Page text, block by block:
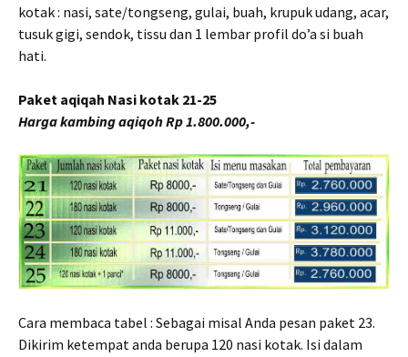
kotak : nasi, sate/tongseng, gulai, buah, krupuk udang, acar,
tusuk gigi, sendok, tissu dan 1 lembar profil do’a si buah
hati.
Paket aqiqah Nasi kotak 21-25
Harga kambing aqiqoh Rp 1.800.000,-
Cara membaca tabel : Sebagai misal Anda pesan paket 23.
Dikirim ketempat anda berupa 120 nasi kotak. Isi dalam